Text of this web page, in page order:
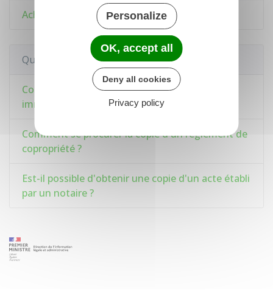
Achat ou vente d'un logement
Questions ? Réponses !
Comment obtenir des renseignements
immobiliers ?
Comment se procurer la copie d'un règlement de
copropriété ?
Est-il possible d'obtenir une copie d'un acte établi
par un notaire ?
Personalize
OK, accept all
Deny all cookies
Privacy policy